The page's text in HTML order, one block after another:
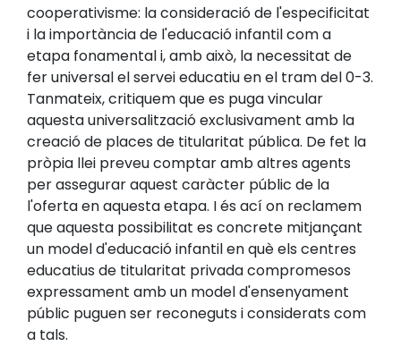
cooperativisme: la consideració de l'especificitat
i la importància de l'educació infantil com a
etapa fonamental i, amb això, la necessitat de
fer universal el servei educatiu en el tram del 0-3.
Tanmateix, critiquem que es puga vincular
aquesta universalització exclusivament amb la
creació de places de titularitat pública. De fet la
pròpia llei preveu comptar amb altres agents
per assegurar aquest caràcter públic de la
l'oferta en aquesta etapa. I és ací on reclamem
que aquesta possibilitat es concrete mitjançant
un model d'educació infantil en què els centres
educatius de titularitat privada compromesos
expressament amb un model d'ensenyament
públic puguen ser reconeguts i considerats com
a tals.